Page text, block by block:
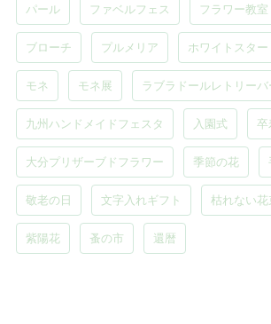
パール ファベルフェス フラワー教室
ブローチ プルメリア ホワイトスター
モネ モネ展 ラブラドールレトリーバ
九州ハンドメイドフェスタ 入園式 卒
大分プリザーブドフラワー 季節の花
敬老の日 文字入れギフト 枯れない花
紫陽花 蚤の市 還暦